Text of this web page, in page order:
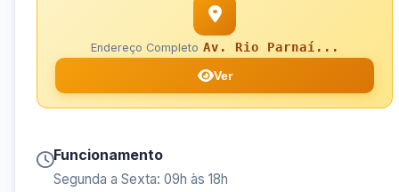
Endereço Completo Av. Rio Parnaí...
Ver
Funcionamento
Segunda a Sexta: 09h às 18h